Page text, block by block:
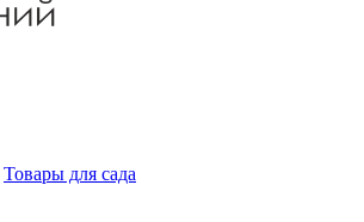
Товары для сада